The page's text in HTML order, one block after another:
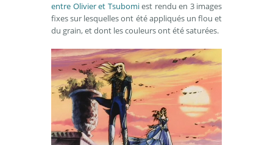
entre Olivier et Tsubomiest rendu en 3 images
fixes sur lesquelles ont été appliqués un flou et
du grain, et dont les couleurs ont été saturées.